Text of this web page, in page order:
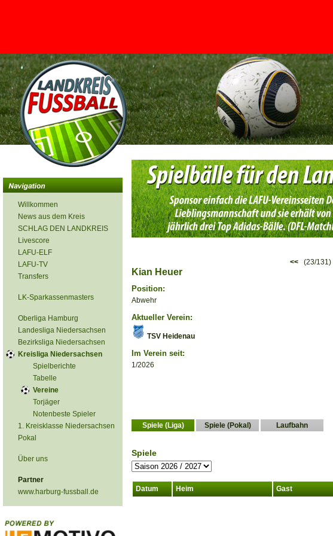
<
Willkommen
News aus dem Kreis
SCHLAG DEN LANDKREIS
Livescore
LAFU-ELF
LAFU-TV
Transfers
LK-Sparkassenmasters
Oberliga Hamburg
Landesliga Niedersachsen
Bezirksliga Niedersachsen
Kreisliga Niedersachsen
Spielberichte
Tabelle
Vereine
Torjäger
Notenbeste Spieler
1. Kreisklasse Niedersachsen
Pokal
Über uns
Partner
www.harburg-fussball.de
<<(23/131)
Kian Heuer
Position:
Abwehr
Aktueller Verein:
TSV Heidenau
Im Verein seit:
1/2026
Spiele (Liga) Spiele (Pokal) Laufbahn
Spiele
Datum Heim Gast